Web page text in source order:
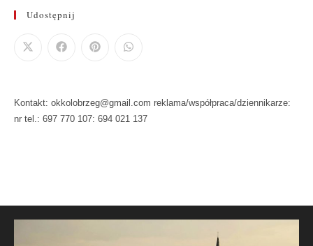
Udostępnij
Kontakt: okkolobrzeg@gmail.com reklama/współpraca/dziennikarze:
nr tel.: 697 770 107: 694 021 137